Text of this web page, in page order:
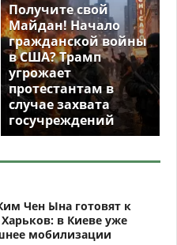
Получите свой
Майдан! Начало
гражданской войны
в США? Трамп
угрожает
протестантам в
случае захвата
госучреждений
Чен Ына готовят к
в Киеве уже
мобилизации